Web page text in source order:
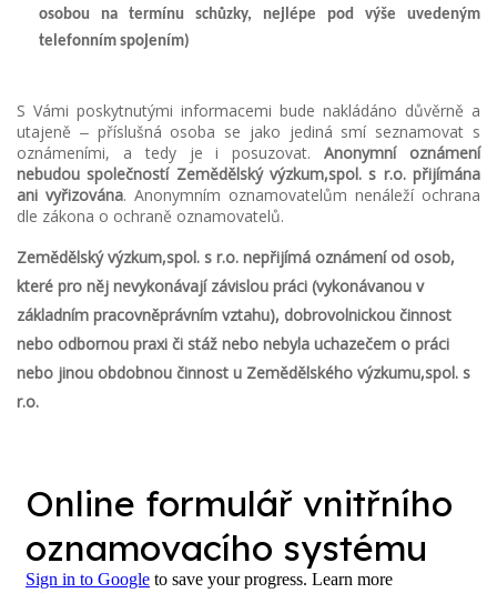
osobou na termínu schůzky, nejlépe pod výše uvedeným
telefonním spojením)
S Vámi poskytnutými informacemi bude nakládáno důvěrně a
utajeně ‒příslušná osoba se jako jediná smí seznamovat s
oznámeními, a tedy je i posuzovat.Anonymní oznámení
nebudou společností Zemědělský výzkum,spol. s r.o. přijímána
ani vyřizována. Anonymním oznamovatelům nenáleží ochrana
dle zákona o ochraně oznamovatelů.
Zemědělský výzkum,spol. s r.o. nepřijímá oznámení od osob,
které pro něj nevykonávají závislou práci (vykonávanou v
základním pracovněprávním vztahu), dobrovolnickou činnost
nebo odbornou praxi či stáž nebo nebyla uchazečem o práci
nebo jinou obdobnou činnost u Zemědělského výzkumu,spol. s
r.o.